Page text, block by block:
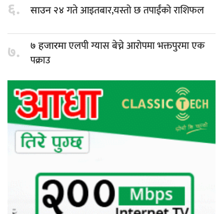
६. साउन २४गते आइतबार,यस्तो छ तपाईंको राशिफल
७. ७ हजारमाएलपी ग्यास बेच्ने आरोपमा भक्तपुरमा एक
पक्राउ